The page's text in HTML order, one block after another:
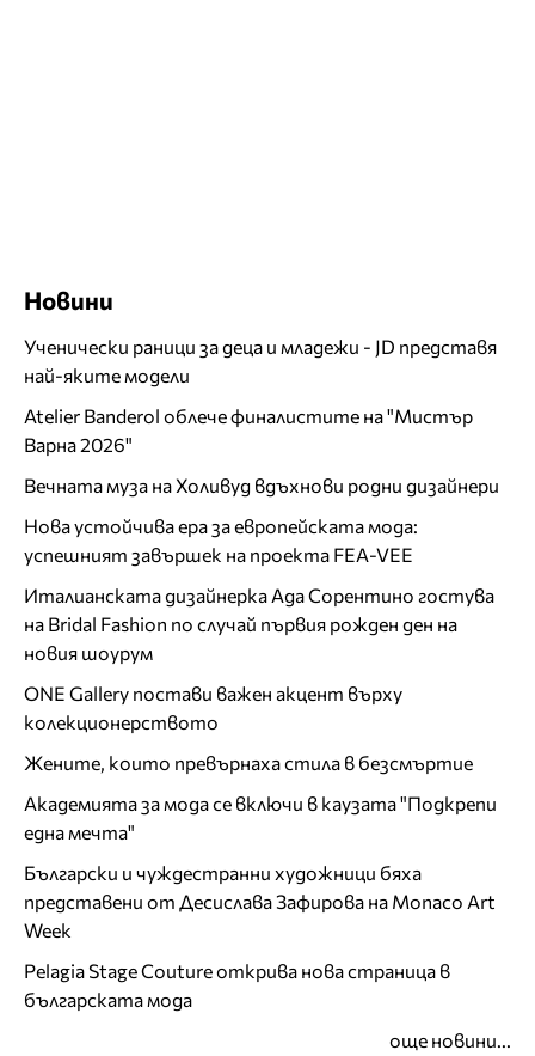
Новини
Ученически раници за деца и младежи - JD представя
най-яките модели
Atelier Banderol облече финалистите на "Мистър
Варна 2026"
Вечната муза на Холивуд вдъхнови родни дизайнери
Нова устойчива ера за европейската мода:
успешният завършек на проекта FEA-VEE
Италианската дизайнерка Ада Сорентино гостува
на Bridal Fashion по случай първия рожден ден на
новия шоурум
ONE Gallery постави важен акцент върху
колекционерството
Жените, които превърнаха стила в безсмъртие
Академията за мода се включи в каузата "Подкрепи
една мечта"
Български и чуждестранни художници бяха
представени от Десислава Зафирова на Monaco Art
Week
Pelagia Stage Couture открива нова страница в
българската мода
още новини...